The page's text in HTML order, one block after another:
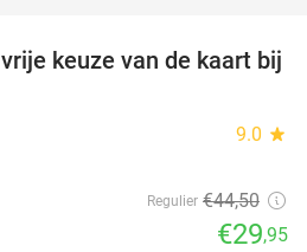
33%
keuze van de kaart bij
9.0 star
Regulier €44,50
€29,95